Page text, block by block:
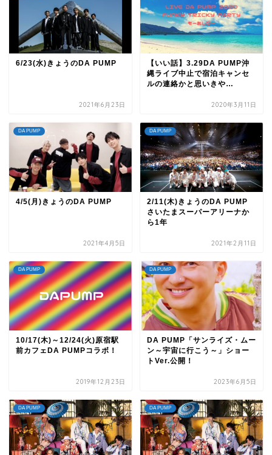
6/23(水)きょうのDA PUMP
2021年6月23日
【いい話】3.29DA PUMP沖
縄ライブ中止で宿泊キャンセ
ルの連絡かと思いきや…
2020年3月11日
DA PUMP
4/5(月)きょうのDA PUMP
2021年4月5日
DA PUMP
2/11(木)きょうのDA PUMP
さいたまスーパーアリーナか
ら1年
2021年2月11日
DA PUMP
10/17(木)～12/24(火)原宿駅
前カフェDA PUMPコラボ！
2019年12月23日
DA PUMP
DA PUMP「サンライズ・ムー
ン～宇宙に行こう～」ショー
トVer.公開！
2023年6月5日
DA PUMP DA PUMP